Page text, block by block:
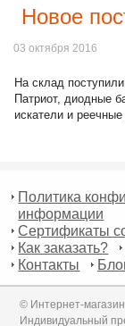
Новое
03 октября 2016
На склад
Патриот, диодные
искатели и
Политика
информации
Сертификаты
Как заказать?
Контакты
© Интернет-
Индивидуальный